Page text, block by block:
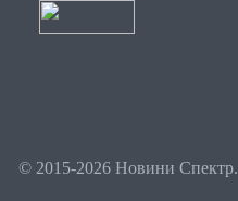
© 2015-2026 Новини Спектр.